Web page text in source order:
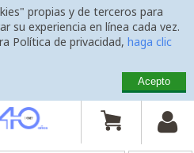
propias y de terceros para
su experiencia en línea cada vez.
Política de privacidad, haga clic
Acepto

Vertical > LE401-M12
M12